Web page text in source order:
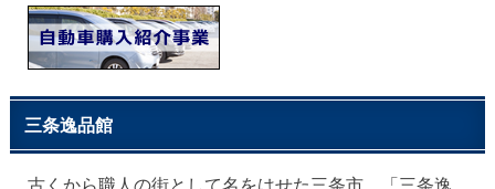
三条逸品館
古くから職人の街として名をはせた三条市。「三条逸